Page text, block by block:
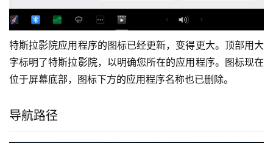
特斯拉影院应用程序的图标已经更新，变得更大。顶部用大
字标明了特斯拉影院，以明确您所在的应用程序。图标现在
位于屏幕底部，图标下方的应用程序名称也已删除。
导航路径